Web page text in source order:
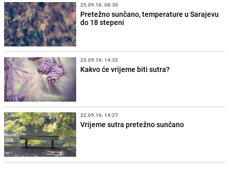
25.09.16. 08:30
Pretežno sunčano, temperature u Sarajevu
do 18 stepeni
23.09.16. 14:32
Kakvo će vrijeme biti sutra?
22.09.16. 14:27
Vrijeme sutra pretežno sunčano